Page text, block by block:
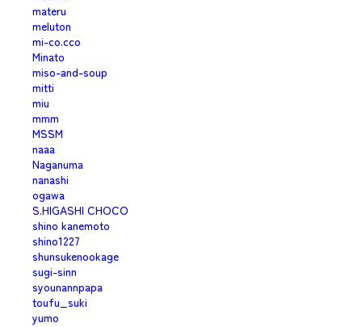
materu
meluton
mi-co.cco
Minato
miso-and-soup
mitti
miu
mmm
MSSM
naaa
Naganuma
nanashi
ogawa
S.HIGASHI CHOCO
shino kanemoto
shino1227
shunsukenookage
sugi-sinn
syounannpapa
toufu_suki
yumo